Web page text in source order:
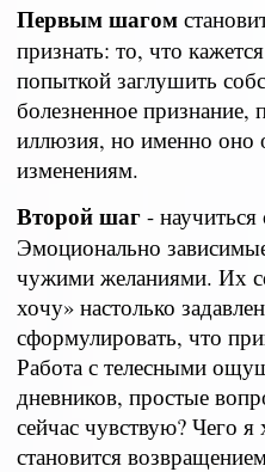
Первым шагом
признать: то, что
попыткой заглушить
болезненное
иллюзия, но именно оно
изменениям.
Второй шаг- научиться
Эмоционально
чужими желаниями. Их
хочу» настолько
сформулировать, что
Работа с телесными
дневников, простые
сейчас чувствую? Чего я
становится